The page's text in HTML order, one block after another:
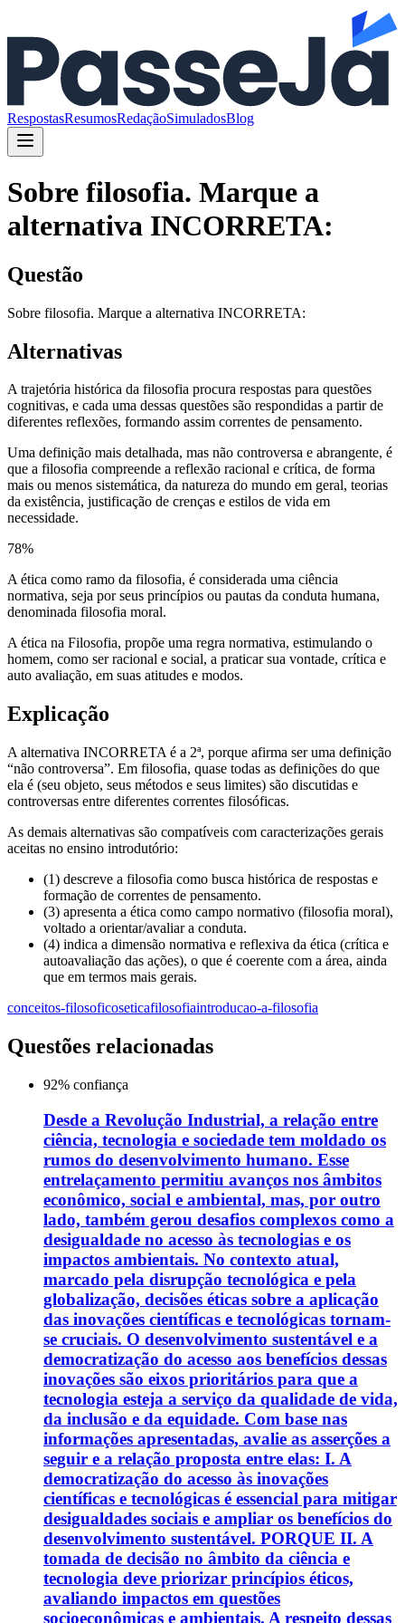
RespostasResumosRedaçãoSimuladosBlog
Sobre filosofia. Marque a
alternativa INCORRETA:
Questão
Sobre filosofia. Marque a alternativa INCORRETA:
Alternativas
A trajetória histórica da filosofia procura respostas para questões
cognitivas, e cada uma dessas questões são respondidas a partir de
diferentes reflexões, formando assim correntes de pensamento.
Uma definição mais detalhada, mas não controversa e abrangente, é
que a filosofia compreende a reflexão racional e crítica, de forma
mais ou menos sistemática, da natureza do mundo em geral, teorias
da existência, justificação de crenças e estilos de vida em
necessidade.
78%
A ética como ramo da filosofia, é considerada uma ciência
normativa, seja por seus princípios ou pautas da conduta humana,
denominada filosofia moral.
A ética na Filosofia, propõe uma regra normativa, estimulando o
homem, como ser racional e social, a praticar sua vontade, crítica e
auto avaliação, em suas atitudes e modos.
Explicação
A alternativa INCORRETA é a 2ª, porque afirma ser uma definição
“não controversa”. Em filosofia, quase todas as definições do que
ela é (seu objeto, seus métodos e seus limites) são discutidas e
controversas entre diferentes correntes filosóficas.
As demais alternativas são compatíveis com caracterizações gerais
aceitas no ensino introdutório:
(1) descreve a filosofia como busca histórica de respostas e
formação de correntes de pensamento.
(3) apresenta a ética como campo normativo (filosofia moral),
voltado a orientar/avaliar a conduta.
(4) indica a dimensão normativa e reflexiva da ética (crítica e
autoavaliação das ações), o que é coerente com a área, ainda
que em termos mais gerais.
conceitos-filosoficoseticafilosofiaintroducao-a-filosofia
Questões relacionadas
92% confiança
Desde a Revolução Industrial, a relação entre
ciência, tecnologia e sociedade tem moldado os
rumos do desenvolvimento humano. Esse
entrelaçamento permitiu avanços nos âmbitos
econômico, social e ambiental, mas, por outro
lado, também gerou desafios complexos como a
desigualdade no acesso às tecnologias e os
impactos ambientais. No contexto atual,
marcado pela disrupção tecnológica e pela
globalização, decisões éticas sobre a aplicação
das inovações científicas e tecnológicas tornam-
se cruciais. O desenvolvimento sustentável e a
democratização do acesso aos benefícios dessas
inovações são eixos prioritários para que a
tecnologia esteja a serviço da qualidade de vida,
da inclusão e da equidade. Com base nas
informações apresentadas, avalie as asserções a
seguir e a relação proposta entre elas: I. A
democratização do acesso às inovações
científicas e tecnológicas é essencial para mitigar
desigualdades sociais e ampliar os benefícios do
desenvolvimento sustentável. PORQUE II. A
tomada de decisão no âmbito da ciência e
tecnologia deve priorizar princípios éticos,
avaliando impactos em questões
socioeconômicas e ambientais. A respeito dessas